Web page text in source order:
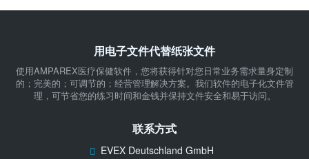
用电子文件代替纸张文件
使用AMPAREX医疗保健软件，您将获得针对您日常业务需求量身定制
的；完美的；可调节的；经营管理解决方案。我们软件的电子化文件管
理，可节省您的练习时间和金钱并保持文件安全和易于访问。
联系方式
EVEX Deutschland GmbH